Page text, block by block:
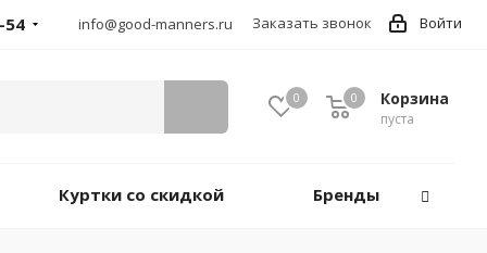
Войти
54 info@good-manners.ru Заказать звонок
0 Корзина
пуста
0
Куртки со скидкой Бренды